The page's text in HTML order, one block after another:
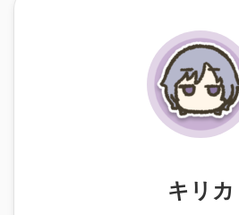
キリカ